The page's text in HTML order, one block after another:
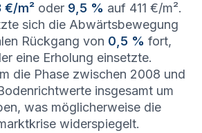
€/m² oder 9,5 % auf 411 €/m².
sich die Abwärtsbewegung
Rückgang von 0,5 % fort,
eine Erholung einsetzte.
die Phase zwischen 2008 und
insgesamt um
was möglicherweise die
widerspiegelt.